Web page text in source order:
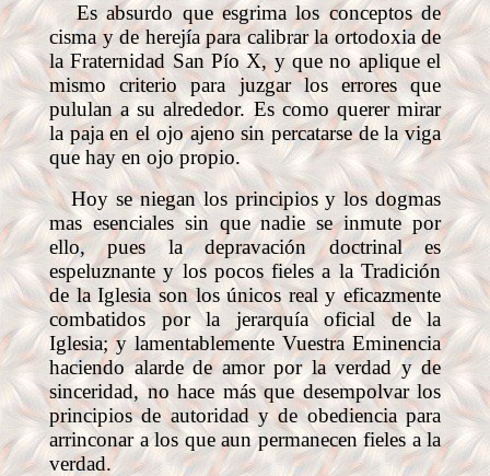
Es absurdo que esgrima los conceptos de
cisma y de herejía para calibrar la ortodoxia de
la Fraternidad San Pío X, y que no aplique el
mismo criterio para juzgar los errores que
pululan a su alrededor. Es como querer mirar
la paja en el ojo ajeno sin percatarse de la viga
que hay en ojo propio.
Hoy se niegan los principios y los dogmas
mas esenciales sin que nadie se inmute por
ello, pues la depravación doctrinal es
espeluznante y los pocos fieles a la Tradición
de la Iglesia son los únicos real y eficazmente
combatidos por la jerarquía oficial de la
Iglesia; y lamentablemente Vuestra Eminencia
haciendo alarde de amor por la verdad y de
sinceridad, no hace más que desempolvar los
principios de autoridad y de obediencia para
arrinconar a los que aun permanecen fieles a la
verdad.